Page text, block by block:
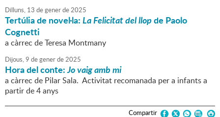
Dilluns, 13 degenerde2025
Tertúlia de novel·la:La Felicitat del llopde Paolo
Cognetti
a càrrec de Teresa Montmany
Dijous,9 degenerde2025
Hora del conte:Jo vaig amb mi
a càrrec de Pilar Sala. Activitat recomanada per a infants a
partir de 4 anys
Compartir